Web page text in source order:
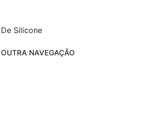
Silicone
OUTRA NAVEGAÇÃO